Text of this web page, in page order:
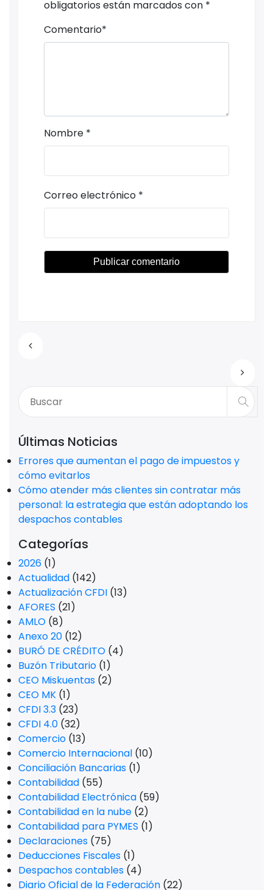
obligatorios están marcados con *
Comentario*
Nombre *
Correo electrónico *
Últimas Noticias
Errores que aumentan el pago de impuestos y
cómo evitarlos
Cómo atender más clientes sin contratar más
personal: la estrategia que están adoptando los
despachos contables
Categorías
2026 (1)
Actualidad (142)
Actualización CFDI (13)
AFORES (21)
AMLO (8)
Anexo 20 (12)
BURÓ DE CRÉDITO (4)
Buzón Tributario (1)
CEO Miskuentas (2)
CEO MK (1)
CFDI 3.3 (23)
CFDI 4.0 (32)
Comercio (13)
Comercio Internacional (10)
Conciliación Bancarias (1)
Contabilidad (55)
Contabilidad Electrónica (59)
Contabilidad en la nube (2)
Contabilidad para PYMES (1)
Declaraciones (75)
Deducciones Fiscales (1)
Despachos contables (4)
Diario Oficial de la Federación (22)